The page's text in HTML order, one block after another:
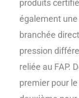
produits
également
branchée
pression
reliée au FAP.
premier pour